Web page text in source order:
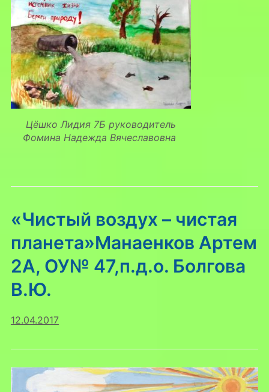
Цёшко Лидия 7Б руководитель
Фомина Надежда Вячеславовна
«Чистый воздух – чистая
планета»Манаенков Артем
2А, ОУ№ 47,п.д.о. Болгова
В.Ю.
12.04.2017